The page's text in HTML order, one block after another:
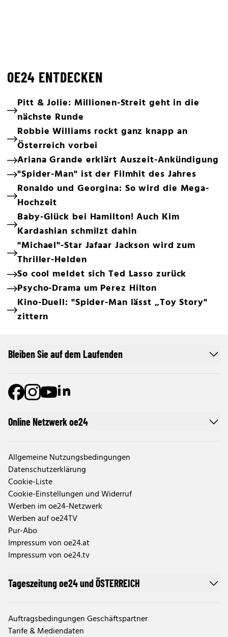
OE24 ENTDECKEN
Pitt & Jolie: Millionen-Streit geht in die
nächste Runde
Robbie Williams rockt ganz knapp an
Österreich vorbei
Ariana Grande erklärt Auszeit-Ankündigung
"Spider-Man" ist der Filmhit des Jahres
Ronaldo und Georgina: So wird die Mega-
Hochzeit
Baby-Glück bei Hamilton! Auch Kim
Kardashian schmilzt dahin
"Michael"-Star Jafaar Jackson wird zum
Thriller-Helden
So cool meldet sich Ted Lasso zurück
Psycho-Drama um Perez Hilton
Kino-Duell: "Spider-Man lässt „Toy Story"
zittern
Online Netzwerk oe24
Allgemeine Nutzungsbedingungen
Datenschutzerklärung
Cookie-Liste
Cookie-Einstellungen und Widerruf
Werben im oe24-Netzwerk
Werben auf oe24TV
Pur-Abo
Impressum von oe24.at
Impressum von oe24.tv
Tageszeitung oe24 und ÖSTERREICH
Auftragsbedingungen Geschäftspartner
Tarife & Mediendaten
Bleiben Sie auf dem Laufenden